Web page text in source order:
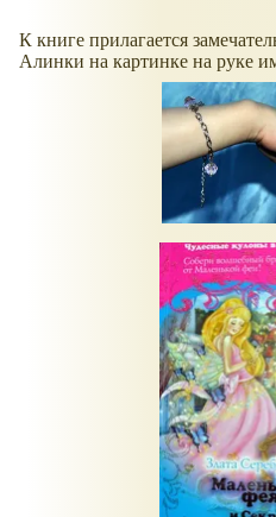
К книге прилагается
Алинки на картинке на руке